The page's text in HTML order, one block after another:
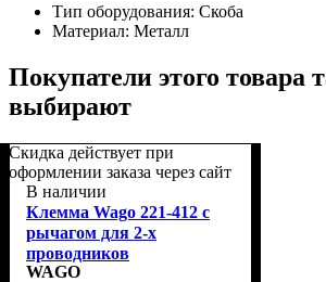
Тип оборудования: Скоба
Материал: Металл
Покупатели этого товара
выбирают
Скидка действует при
оформлении заказа через сайт
В наличии
Клемма Wago 221-412 с
рычагом для 2-х
проводников
WAGO